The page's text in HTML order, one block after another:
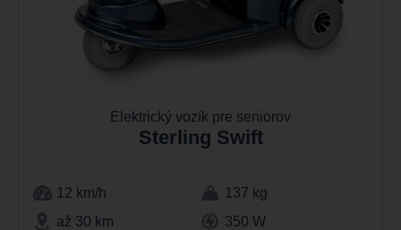
Elektrický vozík pre seniorov
Sterling Swift
12 km/h
137 kg
až 30 km
350 W